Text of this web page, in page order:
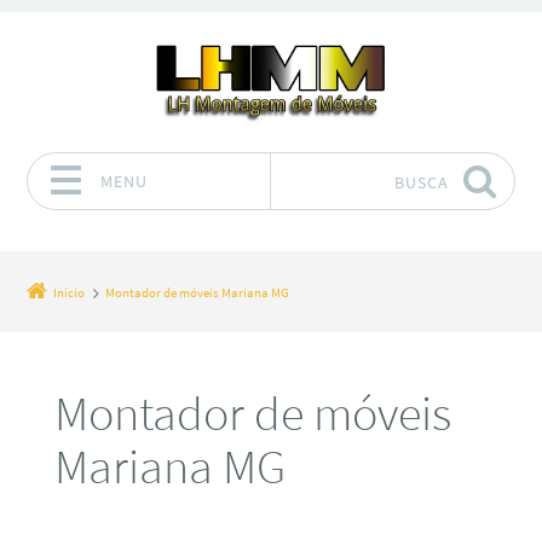
MENU BUSCA
Início Montador de móveis Mariana MG
Montador de móveis
Mariana MG